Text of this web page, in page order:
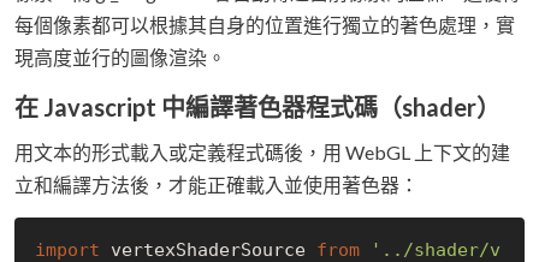
每個像素都可以根據其自身的位置進行獨立的著色處理，實
現高度並行的圖像渲染。
在 Javascript 中編譯著色器程式碼（shader）
用文本的形式載入或定義程式碼後，用 WebGL 上下文的建
立和編譯方法後，才能正確載入並使用著色器：
import vertexShaderSource from
'../shader/v